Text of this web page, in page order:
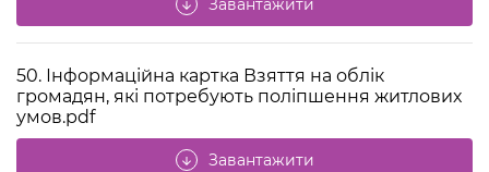
arrow_downward Завантажити
50. Інформаційна картка Взяття на облік
громадян, які потребують поліпшення житлових
умов.pdf
arrow_downward Завантажити